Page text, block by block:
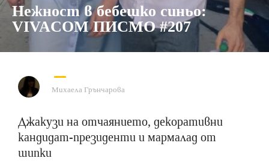
Нежност в бебешко синьо:
VIVACOM ПИСМО #207
Михаела Грънчарова
Джакузи на отчаянието, декоративни
кандидат-президенти и мармалад от
шипки